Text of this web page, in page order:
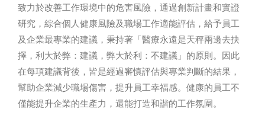
致力於改善工作環境中的危害風險，通過創新計畫和實證
研究，綜合個人健康風險及職場工作適能評估，給予員工
及企業最專業的建議，秉持著「醫療永遠是天秤兩邊去抉
擇，利大於弊：建議，弊大於利：不建議」的原則。因此
在每項建議背後，皆是經過審慎評估與專業判斷的結果，
幫助企業減少職場傷害，提升員工幸福感。健康的員工不
僅能提升企業的生產力，還能打造和諧的工作氛圍。